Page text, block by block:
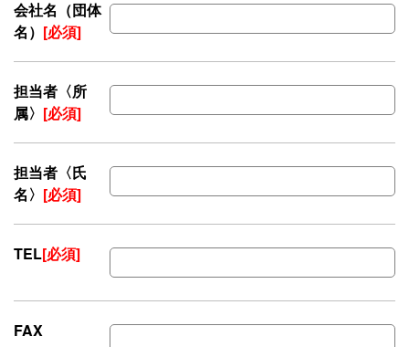
会社名（団体
名） [必須]
担当者〈所
属〉 [必須]
担当者〈氏
名〉 [必須]
TEL[必須]
FAX